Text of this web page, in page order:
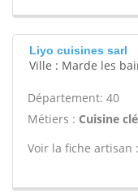
Liyo cuisines sarl
Ville : Marde les
Département: 40
Métiers : Cuisine
Voir la fiche artisan :